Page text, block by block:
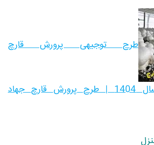
طرح توجیهی پرورش قارچ
(word+pdf) سال 1404 | طرح پرورش قارچ جهاد